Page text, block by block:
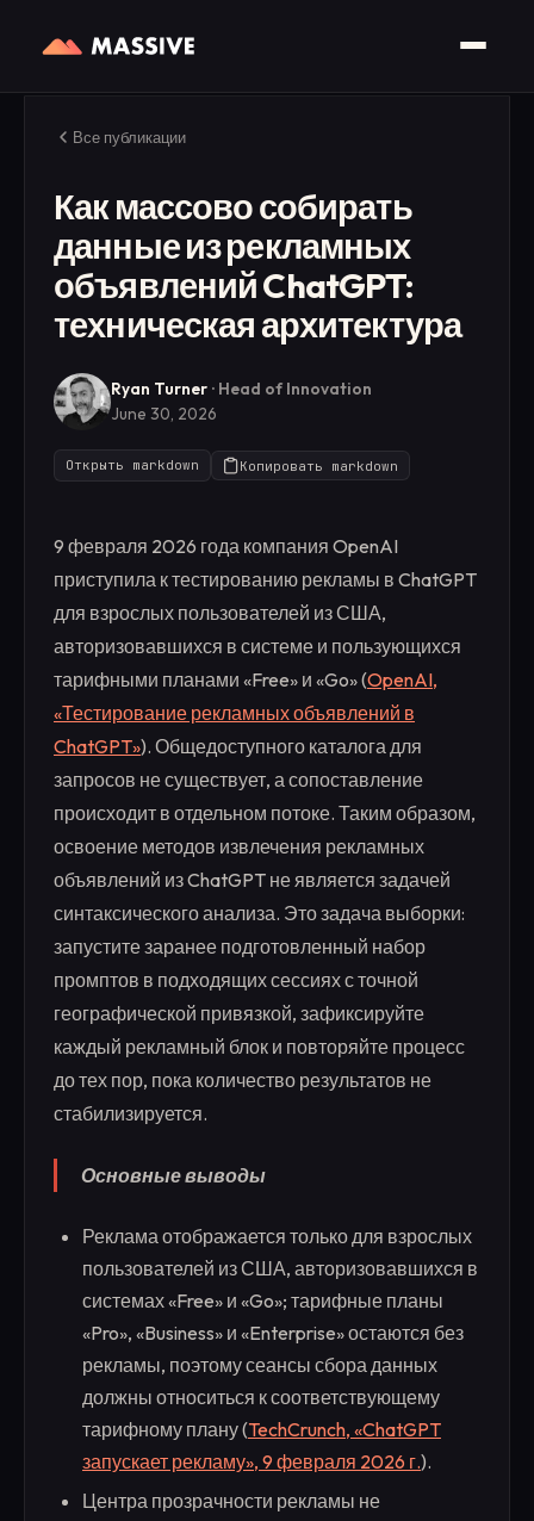
Все публикации
Как массово собирать
данные из рекламных
объявлений ChatGPT:
техническая архитектура
Ryan Turner · Head of Innovation
June 30, 2026
Открыть markdown Копировать markdown
9 февраля 2026 года компания OpenAI
приступила к тестированию рекламы в ChatGPT
для взрослых пользователей из США,
авторизовавшихся в системе и пользующихся
тарифными планами «Free» и «Go» (OpenAI,
«Тестирование рекламных объявлений в
ChatGPT»). Общедоступного каталога для
запросов не существует, а сопоставление
происходит в отдельном потоке. Таким образом,
освоение методов извлечения рекламных
объявлений из ChatGPT не является задачей
синтаксического анализа. Это задача выборки:
запустите заранее подготовленный набор
промптов в подходящих сессиях с точной
географической привязкой, зафиксируйте
каждый рекламный блок и повторяйте процесс
до тех пор, пока количество результатов не
стабилизируется.
Основные выводы
Реклама отображается только для взрослых
пользователей из США, авторизовавшихся в
системах «Free» и «Go»; тарифные планы
«Pro», «Business» и «Enterprise» остаются без
рекламы, поэтому сеансы сбора данных
должны относиться к соответствующему
тарифному плану (TechCrunch, «ChatGPT
запускает рекламу», 9 февраля 2026 г.).
Центра прозрачности рекламы не